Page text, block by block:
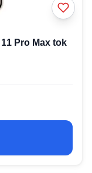
Pro Max tok